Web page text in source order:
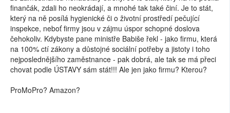
finančák, zdali ho neokrádají, a mnohé tak také činí. Je to stát,
který na ně posílá hygienické či o životní prostředí pečující
inspekce, neboť firmy jsou v zájmu úspor schopné doslova
čehokoliv. Kdybyste pane ministře Babiše řekl - jako firmu, která
na 100% ctí zákony a důstojné sociální potřeby a jistoty i toho
nejposlednějšího zaměstnance - pak dobrá, ale tak se má přeci
chovat podle ÚSTAVY sám stát!!! Ale jen jako firmu? Kterou?
ProMoPro? Amazon?